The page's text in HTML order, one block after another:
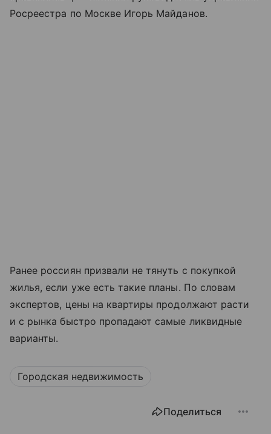
Росреестра по Москве Игорь Майданов.
Ранее россиян призвали не тянуть с покупкой
жилья, если уже есть такие планы. По словам
экспертов, цены на квартиры продолжают расти
и с рынка быстро пропадают самые ликвидные
варианты.
Городская недвижимость
Поделиться